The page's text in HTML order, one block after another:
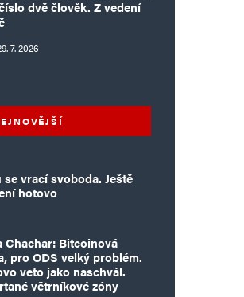
dvě člověk. Z vedení
7. 2026
se vrací svoboda. Ještě
hotovo
Chachar: Bitcoinová
pro ODS velký problém.
veto jako naschvál.
větrníkové zóny